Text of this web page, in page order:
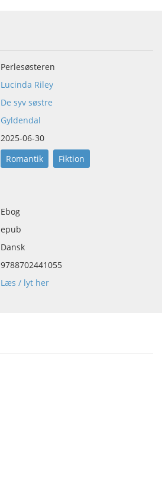
Perlesøsteren
Lucinda Riley
De syv søstre
Gyldendal
2025-06-30
Romantik Fiktion
Ebog
epub
Dansk
9788702441055
Læs / lyt her